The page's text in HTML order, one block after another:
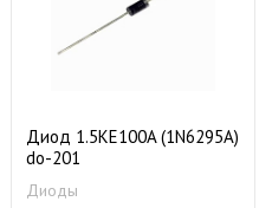
Диод 1.5KE100A (1N6295A)
do-201
Диоды